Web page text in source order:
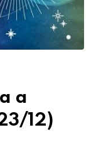
a
12)